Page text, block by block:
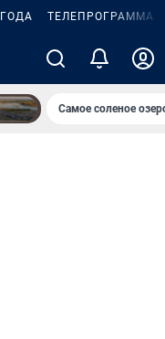
ТЕЛЕПРОГРАММА
Самое соленое